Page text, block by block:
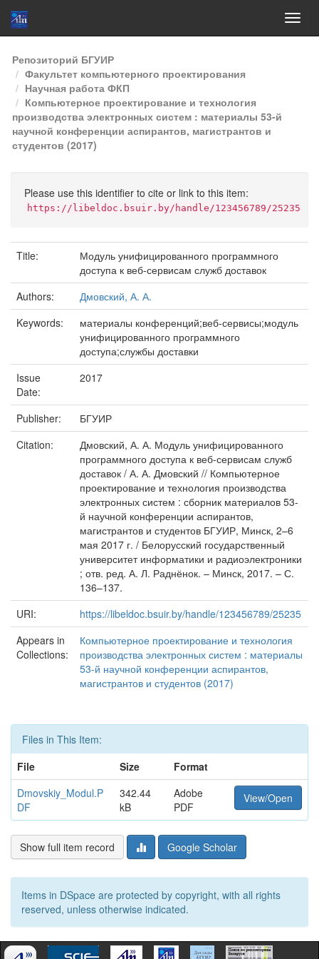
Skip
navigation
Репозиторий БГУИР
Факультет компьютерного проектирования
Научная работа ФКП
Компьютерное проектирование и технология
производства электронных систем : материалы 53-й
научной конференции аспирантов, магистрантов и
студентов (2017)
Please use this identifier to cite or link to this item:
https://libeldoc.bsuir.by/handle/123456789/25235
Title:
Модуль унифицированного программного
доступа к веб-сервисам служб доставок
Authors:
Дмовский, А. А.
Keywords:
материалы конференций;веб-сервисы;модуль
унифицированного программного
доступа;службы доставки
Issue
Date:
2017
Publisher:
БГУИР
Citation:
Дмовский, А. А. Модуль унифицированного
программного доступа к веб-сервисам служб
доставок / А. А. Дмовский // Компьютерное
проектирование и технология производства
электронных систем : сборник материалов 53-
й научной конференции аспирантов,
магистрантов и студентов БГУИР, Минск, 2–6
мая 2017 г. / Белорусский государственный
университет информатики и радиоэлектроники
; отв. ред. А. Л. Раднёнок. – Минск, 2017. – С.
136–137.
URI:
https://libeldoc.bsuir.by/handle/123456789/25235
Appears in
Collections:
Компьютерное проектирование и технология
производства электронных систем : материалы
53-й научной конференции аспирантов,
магистрантов и студентов (2017)
Files in This Item:
File
Size
Format
Dmovskiy_Modul.P
DF
342.44
kB
Adobe
PDF
View/Open
Show full item record Google Scholar
Items in DSpace are protected by copyright, with all rights
reserved, unless otherwise indicated.